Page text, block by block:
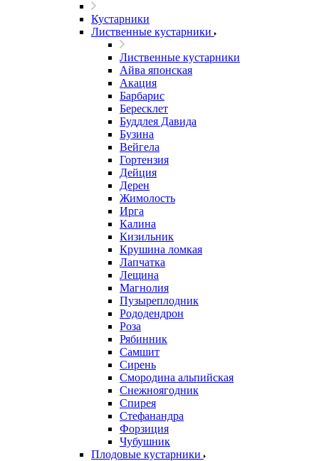
Кустарники
Лиственные кустарники
Лиственные кустарники
Айва японская
Акация
Барбарис
Бересклет
Буддлея Давида
Бузина
Вейгела
Гортензия
Дейция
Дерен
Жимолость
Ирга
Калина
Кизильник
Крушина ломкая
Лапчатка
Лещина
Магнолия
Пузыреплодник
Рододендрон
Роза
Рябинник
Самшит
Сирень
Смородина альпийская
Снежноягодник
Спирея
Стефанандра
Форзиция
Чубушник
Плодовые кустарники